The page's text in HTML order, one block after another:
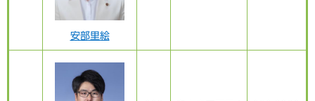
安部里絵